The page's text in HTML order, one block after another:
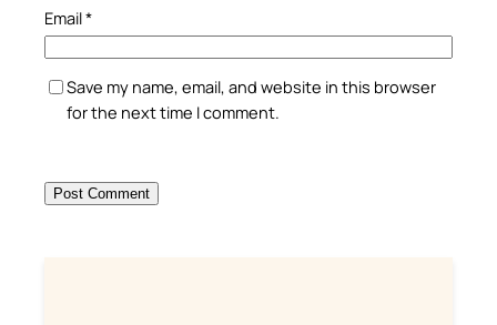
Email*
Save my name, email, and website in this browser
for the next time I comment.